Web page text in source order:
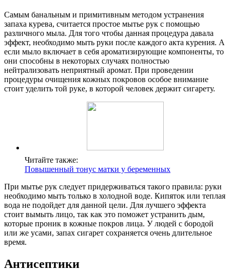
Самым банальным и примитивным методом устранения
запаха курева, считается простое мытье рук с помощью
различного мыла. Для того чтобы данная процедура давала
эффект, необходимо мыть руки после каждого акта курения. А
если мыло включает в себя ароматизирующие компоненты, то
они способны в некоторых случаях полностью
нейтрализовать неприятный аромат. При проведении
процедуры очищения кожных покровов особое внимание
стоит уделить той руке, в которой человек держит сигарету.
Читайте также:
Повышенный тонус матки у беременных
При мытье рук следует придерживаться такого правила: руки
необходимо мыть только в холодной воде. Кипяток или теплая
вода не подойдет для данной цели. Для лучшего эффекта
стоит вымыть лицо, так как это поможет устранить дым,
которые проник в кожные покров лица. У людей с бородой
или же усами, запах сигарет сохраняется очень длительное
время.
Антисептики